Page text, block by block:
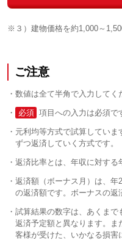
※３）建物価格を約1,000～
ご注意
数値は全て半角で入力してく
必須 項目への入力は必須で
元利均等方式で試算してい
ずつ返済していく方式です。
返済比率とは、年収に対する
返済額（ボーナス月）は、
の返済額です。ボーナスの返
試算結果の数字は、あくまで
返済予定額と異なります。ま
客様が受けた、いかなる損